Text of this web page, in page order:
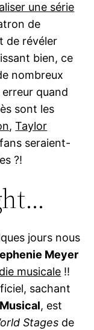
une série
de
de révéler
bien, ce
nombreux
quand
sont les
,Taylor
seraient-
?!
jours nous
Meyer
musicale !!
sachant
, est
Stages de